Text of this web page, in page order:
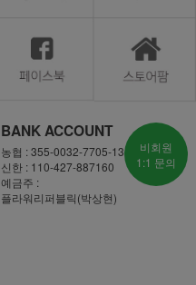
BANK ACCOUNT
농협 : 355-0032-7705-13
신한 : 110-427-887160
예금주 :
플라워리퍼블릭(박상현)
비회원
1:1 문의